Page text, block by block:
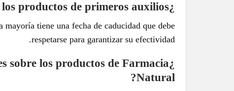
¿Cuánto tiempo duran los productos de primeros auxilios?
tiene una fecha de caducidad que debe
respetarse para garantizar su efectividad.
sobre los productos de Farmacia
Natural?